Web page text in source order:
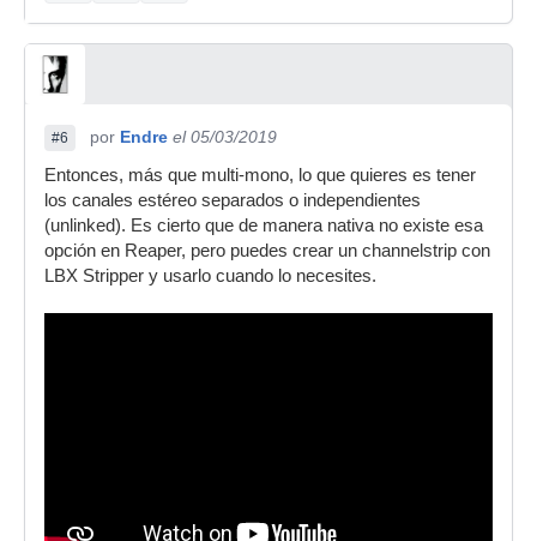
#6 por Endre el 05/03/2019
Entonces, más que multi-mono, lo que quieres es tener
los canales estéreo separados o independientes
(unlinked). Es cierto que de manera nativa no existe esa
opción en Reaper, pero puedes crear un channelstrip con
LBX Stripper y usarlo cuando lo necesites.